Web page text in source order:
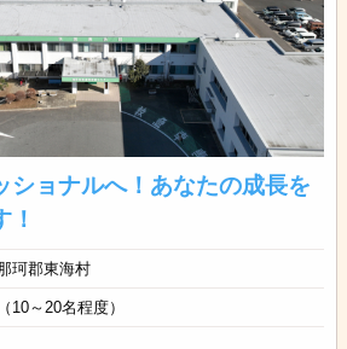
ショナルへ！あなたの成長を
！
珂郡東海村
10～20名程度）